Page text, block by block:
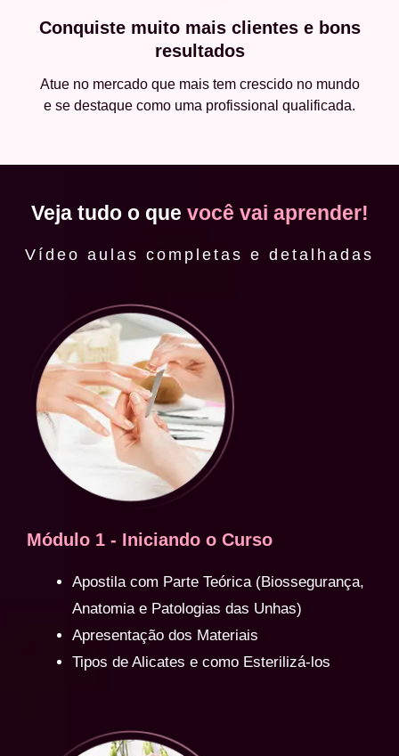
Conquiste muito mais clientes e bons
resultados
Atue no mercado que mais tem crescido no mundo
e se destaque como uma profissional qualificada.
Veja tudo o que você vai aprender!
Vídeo aulas completas e detalhadas
Módulo 1 - Iniciando o Curso
Apostila com Parte Teórica (Biossegurança,
Anatomia e Patologias das Unhas)
Apresentação dos Materiais
Tipos de Alicates e como Esterilizá-los